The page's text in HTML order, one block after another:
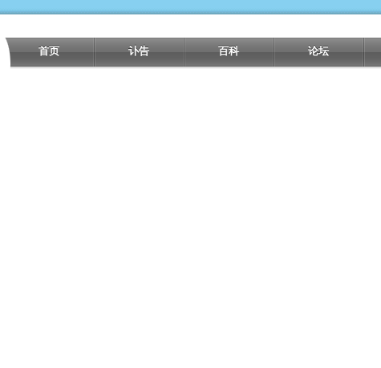
首页 讣告 百科 论坛